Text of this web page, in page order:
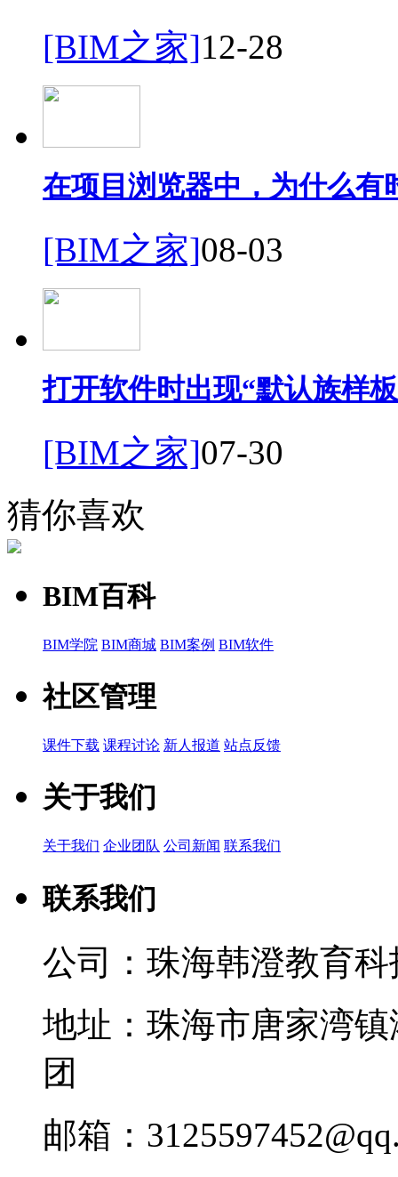
[BIM之家]12-28
在项目浏览器中，为什么有
[BIM之家]08-03
打开软件时出现“默认族样
[BIM之家]07-30
猜你喜欢
BIM百科
BIM学院 BIM商城 BIM案例 BIM软件
社区管理
课件下载 课程讨论 新人报道 站点反馈
关于我们
关于我们 企业团队 公司新闻 联系我们
联系我们
公司：珠海韩澄教育
地址：珠海市唐家湾
团
邮箱：